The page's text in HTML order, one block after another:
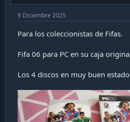
l
t
e
m
p
u
b
l
a
i
n
9 Diciembre 2025
Para los coleccionistas de Fifas.
Fifa 06 para PC en su caja
Los 4 discos en muy buen